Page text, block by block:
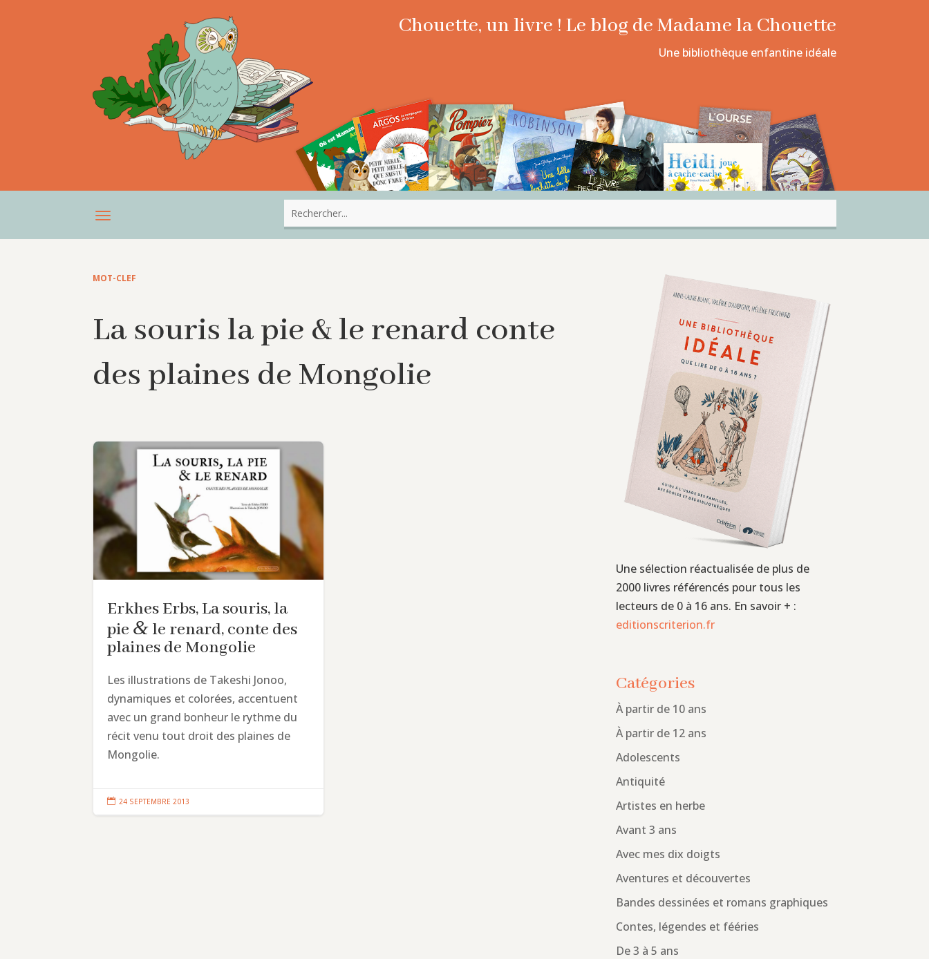
Chouette, un livre ! Le blog de Madame la Chouette
Une bibliothèque enfantine idéale
MOT-CLEF
La souris la pie & le renard conte
des plaines de Mongolie
Erkhes Erbs, La souris, la
pie &le renard, conte des
plaines de Mongolie
Les illustrations de Takeshi Jonoo,
dynamiques et colorées, accentuent
avec un grand bonheur le rythme du
récit venu tout droit des plaines de
Mongolie.
 24 SEPTEMBRE 2013
Une sélection réactualisée de plus de
2000 livres référencés pour tous les
lecteurs de 0 à 16 ans. En savoir + :
editionscriterion.fr
Catégories
À partir de 10 ans
À partir de 12 ans
Adolescents
Antiquité
Artistes en herbe
Avant 3 ans
Avec mes dix doigts
Aventures et découvertes
Bandes dessinées et romans graphiques
Contes, légendes et fééries
De 3 à 5 ans